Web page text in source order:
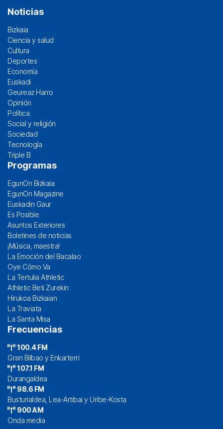
Noticias
Bizkaia
Ciencia y salud
Cultura
Deportes
Economía
Euskadi
Geureaz Harro
Opinión
Política
Social y religión
Sociedad
Tecnología
Triple B
Programas
EgunOn Bizkaia
EgunOn Magazine
Euskadin Gaur
Es Posible
Asuntos Exteriores
Boletines de noticias
¡Música, maestra!
La Emoción del Bacalao
Oye Cómo Va
La Tertulia Athletic
Athletic Beti Zurekin
Hirukoa Bizkaian
La Traviata
La Santa Misa
Frecuencias
100.4 FM
Gran Bilbao y Enkarterri
107.1 FM
Durangaldea
98.6 FM
Busturialdea, Lea-Artibai y Uribe-Kosta
900 AM
Onda media